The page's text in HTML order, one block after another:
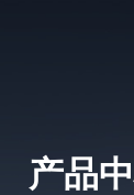
产品